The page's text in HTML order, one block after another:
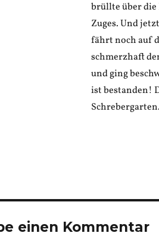
brüllte über die
Zuges. Und
fährt noch auf
schmerzhaft
und ging
ist bestanden!
Schrebergarten.
einen Kommentar